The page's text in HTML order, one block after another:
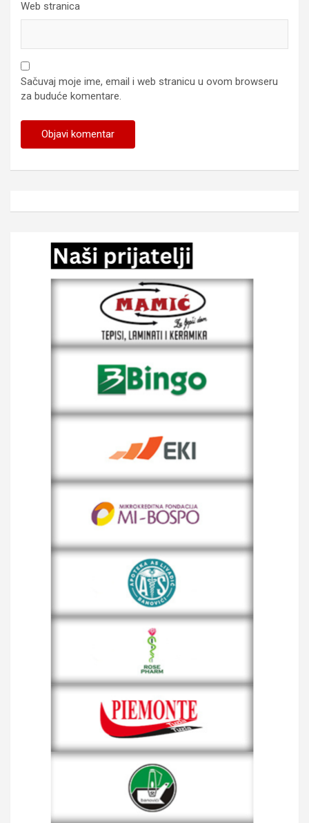
Web stranica
Sačuvaj moje ime, email i web stranicu u ovom browseru
za buduće komentare.